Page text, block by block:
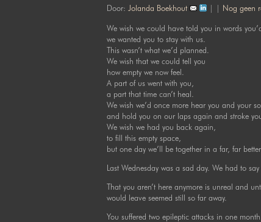
Door: Jolanda Boekhout | | Nog geen
We wish we could have told you in words
we wanted you to stay with us.
This wasn’t what we’d planned.
We wish that we could tell you
how empty we now feel.
A part of us went with you,
a part that time can’t heal.
We wish we’d once more hear you and your
and hold you on our laps again and stroke
We wish we had you back again,
to fill this empty space,
but one day we’ll be together in a far, far
Last Wednesday was a sad day. We had to
That you aren’t here anymore is unreal and
would leave seemed still so far away.
You suffered two epileptic attacks in one